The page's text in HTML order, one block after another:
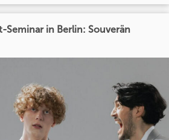
Seminar in Berlin: Souverän